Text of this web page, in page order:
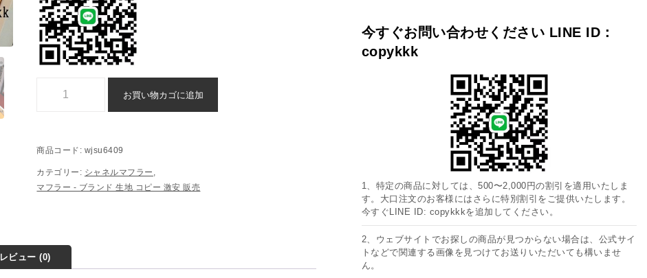
お買い物カゴに追加
商品コード: wjsu6409
カテゴリー: シャネルマフラー
マフラー - ブランド 生地 コピー ​激安​ 販売​
レビュー (0)
今すぐお問い合わせください LINE ID：
copykkk
1、特定の商品に対しては、500〜2,000円の割引を適用いたしま
す。大口注文のお客様にはさらに特別割引をご提供いたします。
今すぐLINE ID: copykkkを追加してください。
2、ウェブサイトでお探しの商品が見つからない場合は、公式サイ
トなどで関連する画像を見つけてお送りいただいても構いませ
ん。